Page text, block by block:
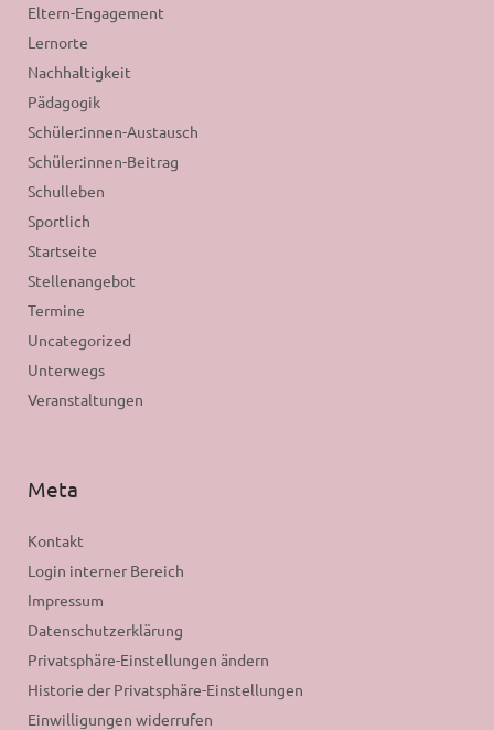
Eltern-Engagement
Lernorte
Nachhaltigkeit
Pädagogik
Schüler:innen-Austausch
Schüler:innen-Beitrag
Schulleben
Sportlich
Startseite
Stellenangebot
Termine
Uncategorized
Unterwegs
Veranstaltungen
Meta
Kontakt
Login interner Bereich
Impressum
Datenschutzerklärung
Privatsphäre-Einstellungen ändern
Historie der Privatsphäre-Einstellungen
Einwilligungen widerrufen